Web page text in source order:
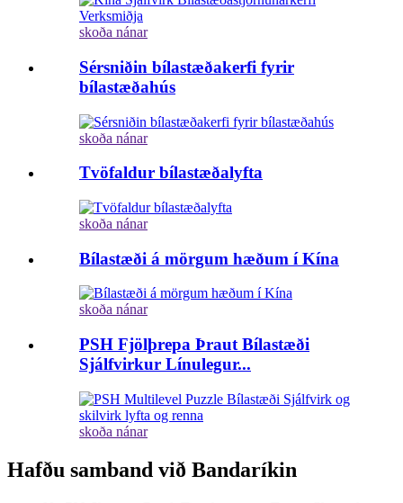
skoða nánar
Sérsniðin bílastæðakerfi fyrir
bílastæðahús
skoða nánar
Tvöfaldur bílastæðalyfta
skoða nánar
Bílastæði á mörgum hæðum í Kína
skoða nánar
PSH Fjölþrepa Þraut Bílastæði
Sjálfvirkur Línulegur...
skoða nánar
Hafðu samband við Bandaríkin